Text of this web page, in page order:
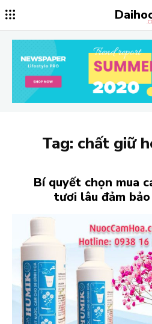
Tag: chất giữ
Bí quyết chọn mua
tươi lâu đảm